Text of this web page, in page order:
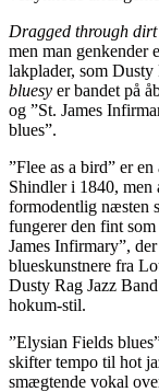
Dragged through
men man genkender
lakplader, som
bluesy er bandet på
og ”St. James
blues”.
”Flee as a bird” er
Shindler i 1840, men
formodentlig næsten
fungerer den fint
James Infirmary”,
blueskunstnere fra
Dusty Rag Jazz
hokum-stil.
”Elysian Fields
skifter tempo til hot
smægtende vokal